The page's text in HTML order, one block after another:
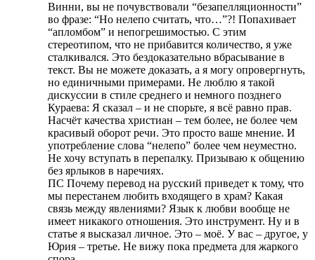
Винни, вы не почувствовали “безапелляционности”
во фразе: “Но нелепо считать, что…”?! Попахивает
“апломбом” и непогрешимостью. С этим
стереотипом, что не прибавится количество, я уже
сталкивался. Это бездоказательно вбрасывание в
текст. Вы не можете доказать, а я могу опровергнуть,
но единичными примерами. Не люблю я такой
дискуссии в стиле среднего и немного позднего
Кураева: Я сказал – и не спорьте, я всё равно прав.
Насчёт качества христиан – тем более, не более чем
красивый оборот речи. Это просто ваше мнение. И
употребление слова “нелепо” более чем неуместно.
Не хочу вступать в перепалку. Призываю к общению
без ярлыков в наречиях.
ПС Почему перевод на русский приведет к тому, что
мы перестанем любить входящего в храм? Какая
связь между явлениями? Язык к любви вообще не
имеет никакого отношения. Это инструмент. Ну и в
статье я высказал личное. Это – моё. У вас – другое, у
Юрия – третье. Не вижу пока предмета для жаркого